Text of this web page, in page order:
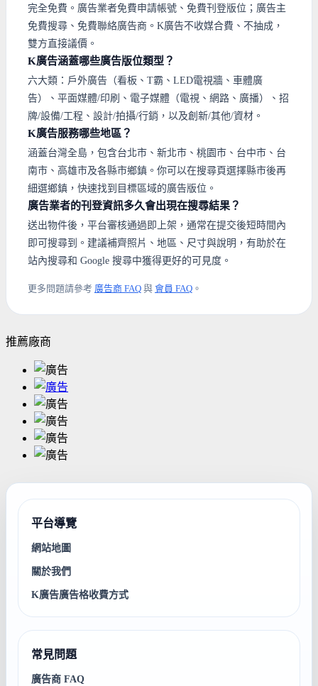
完全免費。廣告業者免費申請帳號、免費刊登版位；廣告主
免費搜尋、免費聯絡廣告商。K廣告不收媒合費、不抽成，
雙方直接議價。
K廣告涵蓋哪些廣告版位類型？
六大類：戶外廣告（看板、T霸、LED電視牆、車體廣
告）、平面媒體/印刷、電子媒體（電視、網路、廣播）、招
牌/設備/工程、設計/拍攝/行銷，以及創新/其他/資材。
K廣告服務哪些地區？
涵蓋台灣全島，包含台北市、新北市、桃園市、台中市、台
南市、高雄市及各縣市鄉鎮。你可以在搜尋頁選擇縣市後再
細選鄉鎮，快速找到目標區域的廣告版位。
廣告業者的刊登資訊多久會出現在搜尋結果？
送出物件後，平台審核通過即上架，通常在提交後短時間內
即可搜尋到。建議補齊照片、地區、尺寸與說明，有助於在
站內搜尋和 Google 搜尋中獲得更好的可見度。
更多問題請參考 廣告商 FAQ 與 會員 FAQ 。
推薦廠商
平台導覽
網站地圖
關於我們
K廣告廣告格收費方式
常見問題
廣告商 FAQ